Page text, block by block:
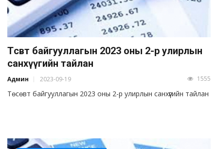
Төсөвт байгууллагын 2023 оны 2-р улирлын
санхүүгийн тайлан
Админ 2023-09-19 1555
Төсөвт байгууллагын 2023 оны 2-р улирлын санхүүгийн тайлан